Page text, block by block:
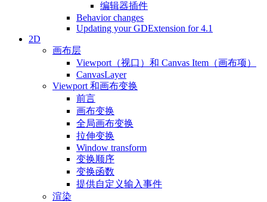
编辑器插件
Behavior changes
Updating your GDExtension for 4.1
2D
画布层
Viewport（视口）和 Canvas Item（画布项）
CanvasLayer
Viewport 和画布变换
前言
画布变换
全局画布变换
拉伸变换
Window transform
变换顺序
变换函数
提供自定义输入事件
渲染